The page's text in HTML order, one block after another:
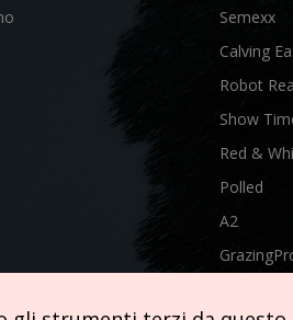
Semexx
Calving
Robot
Show
Red &
Polled
A2